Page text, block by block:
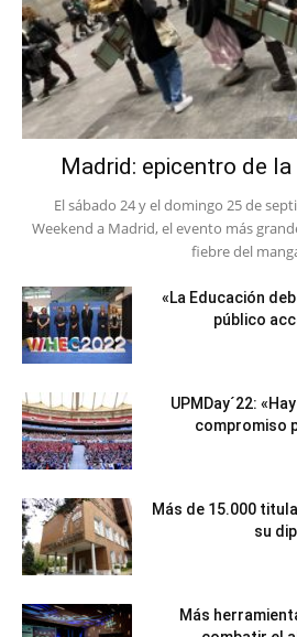
Madrid: epicentro de
El sábado 24 y el domingo 25 de
Weekend a Madrid, el evento más
fiebre del
«La Educación
público
UPMDay´22:
compromiso
Más de 15.000
su
Más